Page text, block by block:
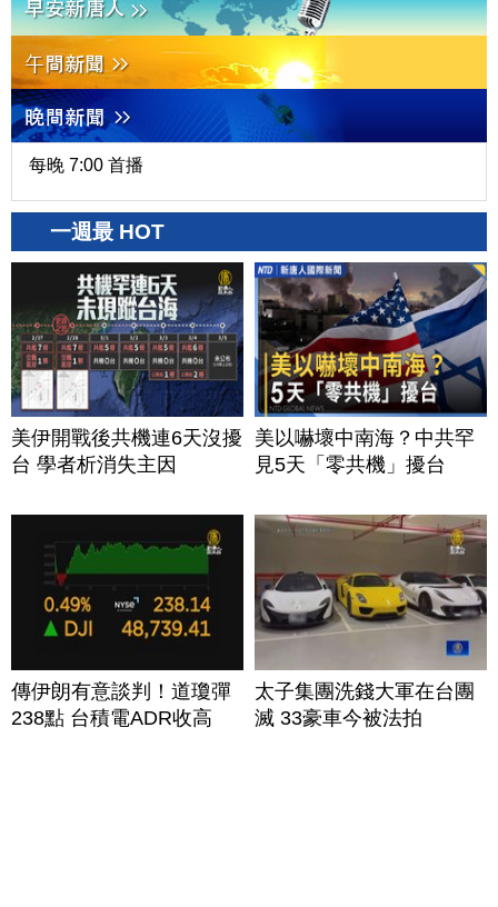
每晚 7:00 首播
一週最 HOT
美伊開戰後共機連6天沒擾
台 學者析消失主因
美以嚇壞中南海？中共罕
見5天「零共機」擾台
傳伊朗有意談判！道瓊彈
238點 台積電ADR收高
太子集團洗錢大軍在台團
滅 33豪車今被法拍